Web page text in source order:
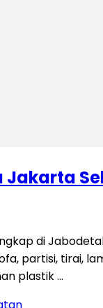
Jakarta
di
partisi, tirai,
plastik …